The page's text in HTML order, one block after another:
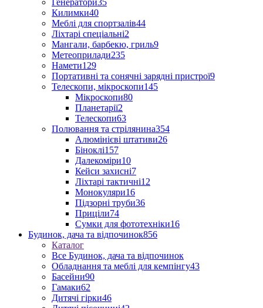
Генератори35
Килимки40
Меблі для спортзалів44
Ліхтарі спеціальні2
Мангали, барбекю, гриль9
Метеоприлади235
Намети129
Портативні та сонячні зарядні пристрої9
Телескопи, мікроскопи145
Мікроскопи80
Планетарії2
Телескопи63
Полювання та стрілянина354
Алюмінієві штативи26
Біноклі157
Далекоміри10
Кейси захисні7
Ліхтарі тактичні12
Монокуляри16
Підзорні труби36
Приціли74
Сумки для фототехніки16
Будинок, дача та відпочинок856
Каталог
Все Будинок, дача та відпочинок
Обладнання та меблі для кемпінгу43
Басейни90
Гамаки62
Дитячі гірки46